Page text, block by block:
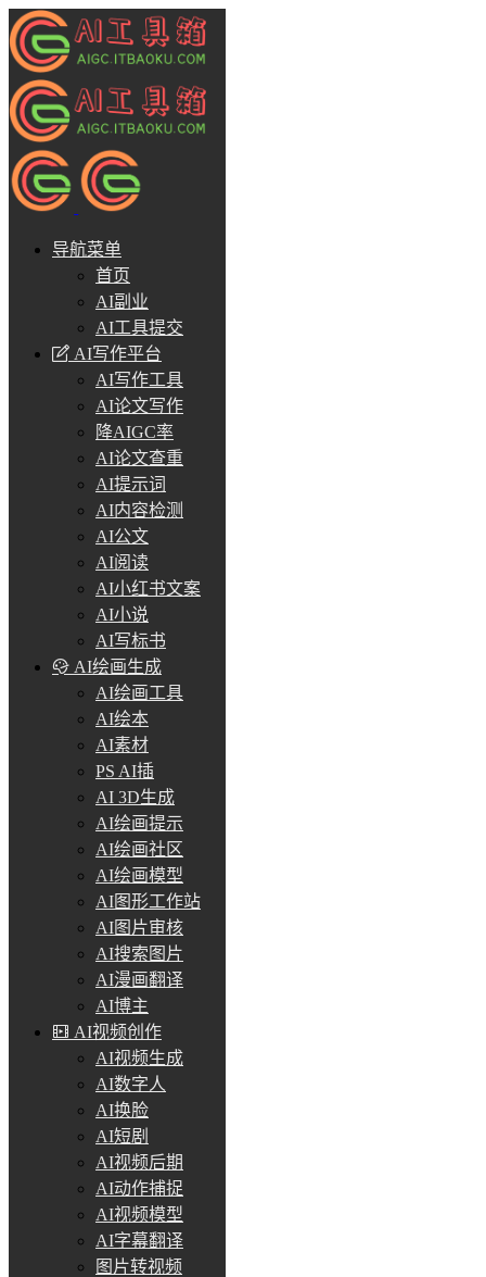
导航菜单
首页
AI副业
AI工具提交
AI写作平台
AI写作工具
AI论文写作
降AIGC率
AI论文查重
AI提示词
AI内容检测
AI公文
AI阅读
AI小红书文案
AI小说
AI写标书
AI绘画生成
AI绘画工具
AI绘本
AI素材
PS AI插
AI 3D生成
AI绘画提示
AI绘画社区
AI绘画模型
AI图形工作站
AI图片审核
AI搜索图片
AI漫画翻译
AI博主
AI视频创作
AI视频生成
AI数字人
AI换脸
AI短剧
AI视频后期
AI动作捕捉
AI视频模型
AI字幕翻译
图片转视频